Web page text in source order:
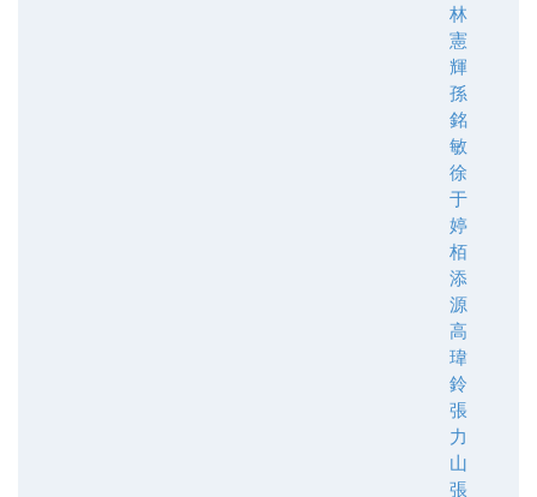
林
憲
輝
孫
銘
敏
徐
于
婷
栢
添
源
高
瑋
鈴
張
力
山
張